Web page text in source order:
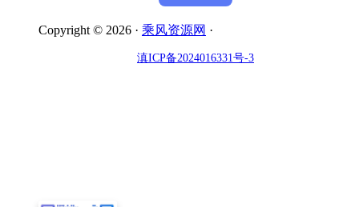
Copyright © 2026 · 乘风资源网 ·
滇ICP备2024016331号-3